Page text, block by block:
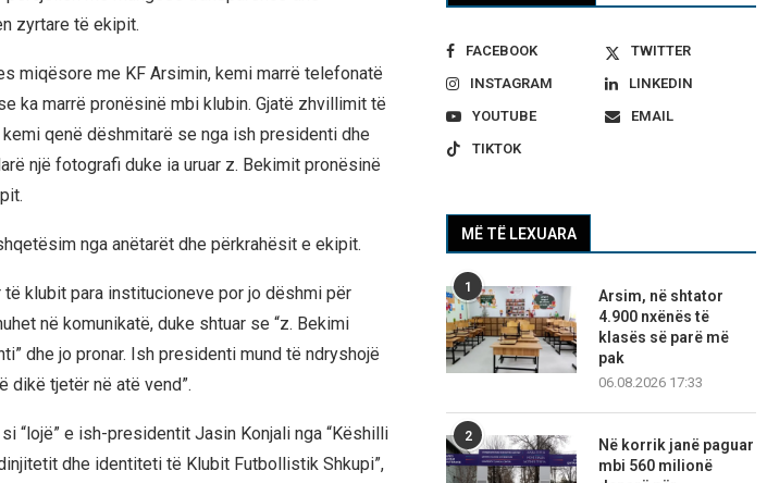
zyrtare të ekipit.
miqësore me KF Arsimin, kemi marrë telefonatë
ka marrë pronësinë mbi klubin. Gjatë zhvillimit të
qenë dëshmitarë se nga ish presidenti dhe
një fotografi duke ia uruar z. Bekimit pronësinë
nga anëtarët dhe përkrahësit e ekipit.
klubit para institucioneve por jo dëshmi për
në komunikatë, duke shtuar se “z. Bekimi
dhe jo pronar. Ish presidenti mund të ndryshojë
dikë tjetër në atë vend”.
“lojë” e ish-presidentit Jasin Konjali nga “Këshilli
dhe identiteti të Klubit Futbollistik Shkupi”,
FACEBOOK
TWITTER
INSTAGRAM
LINKEDIN
YOUTUBE
EMAIL
TIKTOK
MË TË LEXUARA
1
Arsim, në shtator
4.900 nxënës të
klasës së parë më
pak
06.08.2026 17:33
2
Në korrik janë paguar
mbi 560 milionë